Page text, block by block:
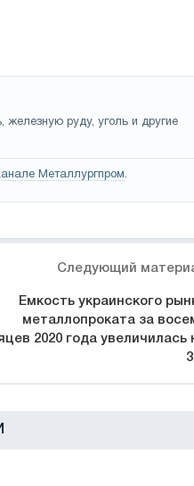
железную руду, уголь и другие
Металлургпром.
Следующий
Емкость украинского
металлопроката за
2020 года увеличилась